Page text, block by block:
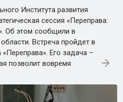
Института развития
сессия «Переправа:
Об этом сообщили в
Встреча пройдет в
Его задача –
позволит вовремя